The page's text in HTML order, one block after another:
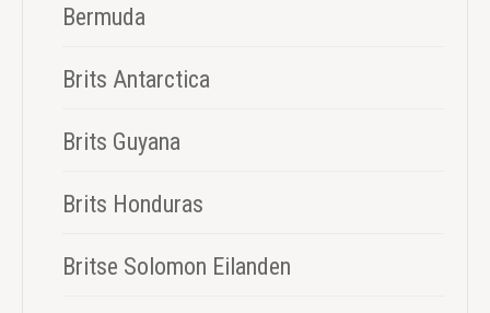
Bermuda
Brits Antarctica
Brits Guyana
Brits Honduras
Britse Solomon Eilanden